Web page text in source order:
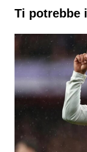
Ti potrebbe